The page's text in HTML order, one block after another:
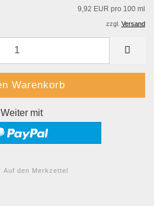
9,92 EUR pro 100 ml
zzgl. Versand
Weiter mit
Auf den Merkzettel